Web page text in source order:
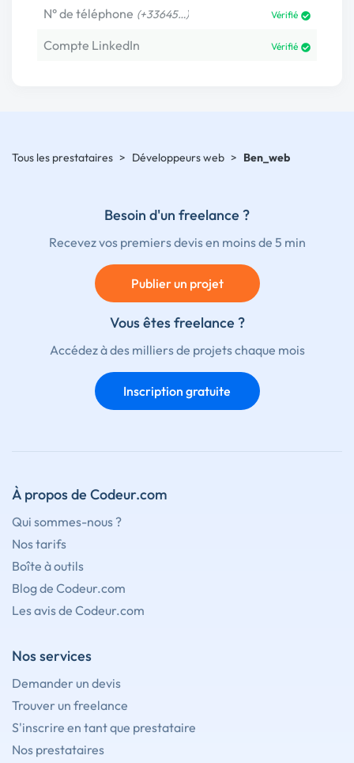
N° de téléphone (+33645…) Vérifié
Compte LinkedIn Vérifié
Tous les prestataires > Développeurs web > Ben_web
Besoin d'un freelance ?
Recevez vos premiers devis en moins de 5 min
Publier un projet
Vous êtes freelance ?
Accédez à des milliers de projets chaque mois
Inscription gratuite
À propos de Codeur.com
Qui sommes-nous ?
Nos tarifs
Boîte à outils
Blog de Codeur.com
Les avis de Codeur.com
Nos services
Demander un devis
Trouver un freelance
S'inscrire en tant que prestataire
Nos prestataires